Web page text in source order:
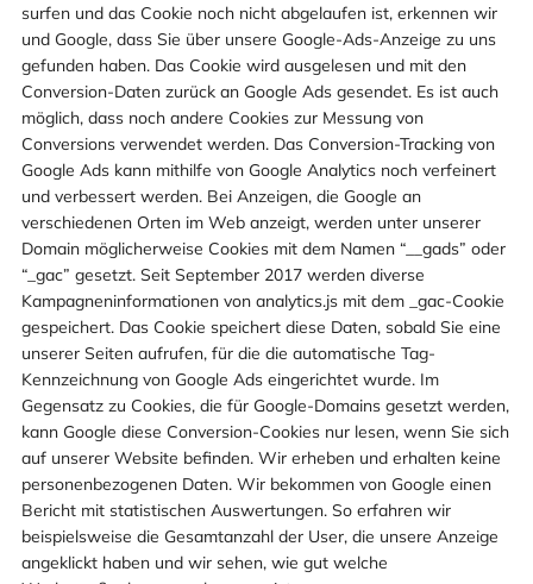
surfen und das Cookie noch nicht abgelaufen ist, erkennen wir
und Google, dass Sie über unsere Google-Ads-Anzeige zu uns
gefunden haben. Das Cookie wird ausgelesen und mit den
Conversion-Daten zurück an Google Ads gesendet. Es ist auch
möglich, dass noch andere Cookies zur Messung von
Conversions verwendet werden. Das Conversion-Tracking von
Google Ads kann mithilfe von Google Analytics noch verfeinert
und verbessert werden. Bei Anzeigen, die Google an
verschiedenen Orten im Web anzeigt, werden unter unserer
Domain möglicherweise Cookies mit dem Namen “__gads” oder
“_gac” gesetzt. Seit September 2017 werden diverse
Kampagneninformationen von analytics.js mit dem _gac-Cookie
gespeichert. Das Cookie speichert diese Daten, sobald Sie eine
unserer Seiten aufrufen, für die die automatische Tag-
Kennzeichnung von Google Ads eingerichtet wurde. Im
Gegensatz zu Cookies, die für Google-Domains gesetzt werden,
kann Google diese Conversion-Cookies nur lesen, wenn Sie sich
auf unserer Website befinden. Wir erheben und erhalten keine
personenbezogenen Daten. Wir bekommen von Google einen
Bericht mit statistischen Auswertungen. So erfahren wir
beispielsweise die Gesamtanzahl der User, die unsere Anzeige
angeklickt haben und wir sehen, wie gut welche